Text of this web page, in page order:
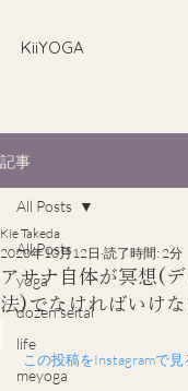
​KiiYOGA
記事
All Posts
yoga
dozen seitai
life
meyoga
All Posts
アサナ自体が冥想(
法)でなければいけな
Kie Takeda
2020年10月12日 読了時間: 2分
この投稿をInstagramで見